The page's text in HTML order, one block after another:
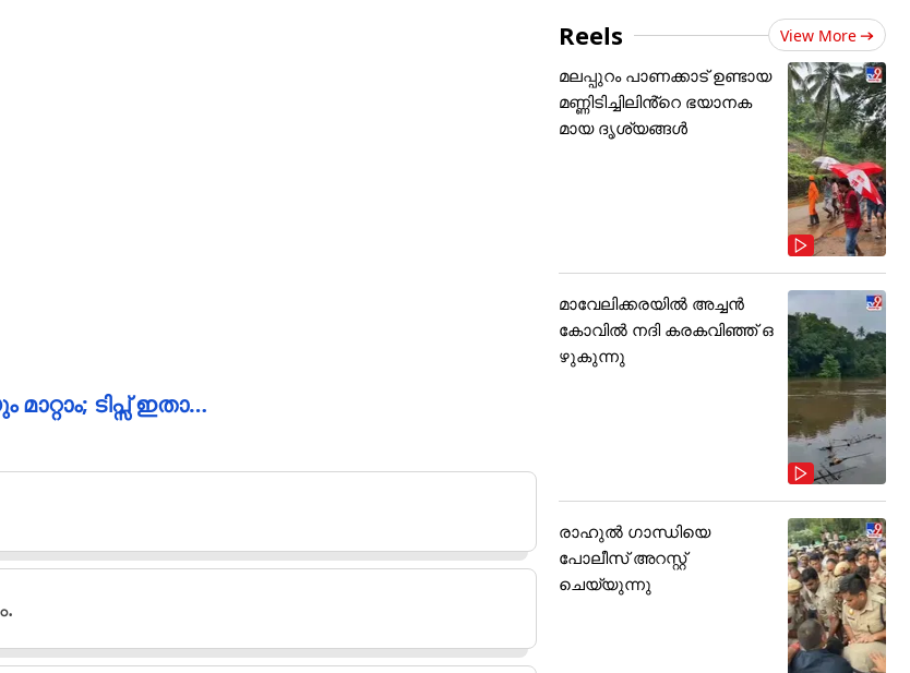
ടിപ്സ് ഇതാ…
Reels View More
മലപ്പുറം പാണക്കാട് ഉണ്ടായ
മണ്ണിടിച്ചിലിൻ്റെ ഭയാനക
മായ ദൃശ്യങ്ങൾ
മാവേലിക്കരയിൽ അച്ചൻ
കോവിൽ നദി കരകവിഞ്ഞ് ഒ
ഴുകുന്നു
രാഹുൽ ഗാന്ധിയെ
പോലീസ് അറസ്റ്റ്
ചെയ്യുന്നു